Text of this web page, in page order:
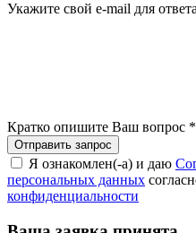
Укажите свой e-mail для ответа
Кратко опишите Ваш вопрос *
Я ознакомлен(-а) и даю
персональных данных
конфиденциальности